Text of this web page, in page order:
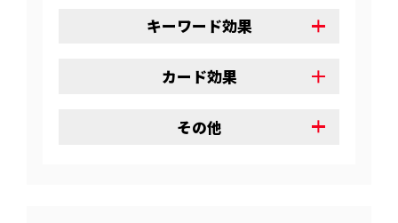
キーワード効果
カード効果
その他